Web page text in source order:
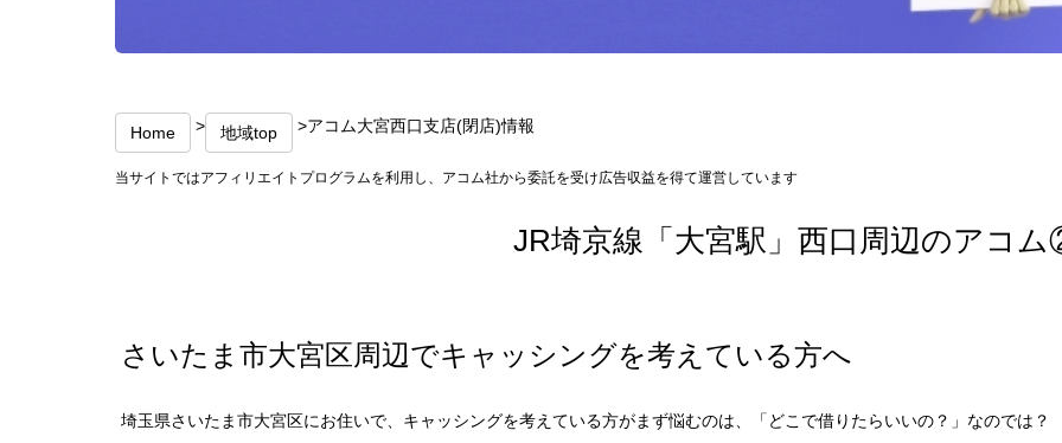
Home > 地域top >アコム大宮西口支店(閉店)情報
当サイトではアフィリエイトプログラムを利用し、アコム社から委託を受け広告収益を得て運営しています
JR埼京線「大宮駅」西口周辺のアコ
さいたま市大宮区周辺でキャッシングを考えている方へ
埼玉県さいたま市大宮区にお住いで、キャッシングを考えている方がまず悩むのは、「どこで借りたらいいの？」なのでは？